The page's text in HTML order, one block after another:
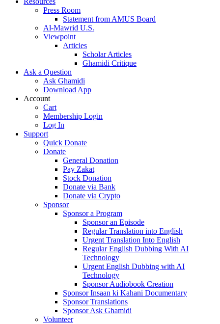
Press Room
Statement from AMUS Board
Al-Mawrid U.S.
Viewpoint
Articles
Scholar Articles
Ghamidi Critique
Ask a Question
Ask Ghamidi
Download App
Account
Cart
Membership Login
Log In
Support
Quick Donate
Donate
General Donation
Pay Zakat
Stock Donation
Donate via Bank
Donate via Crypto
Sponsor
Sponsor a Program
Sponsor an Episode
Regular Translation into English
Urgent Translation Into English
Regular English Dubbing With AI
Technology
Urgent English Dubbing with AI
Technology
Sponsor Audiobook Creation
Sponsor Insaan ki Kahani Documentary
Sponsor Translations
Sponsor Ask Ghamidi
Volunteer